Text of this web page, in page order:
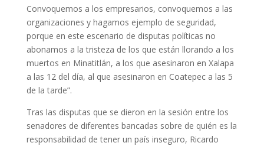
Convoquemos a los empresarios, convoquemos a las
organizaciones y hagamos ejemplo de seguridad,
porque en este escenario de disputas políticas no
abonamos a la tristeza de los que están llorando a los
muertos en Minatitlán, a los que asesinaron en Xalapa
a las 12 del día, al que asesinaron en Coatepec a las 5
de la tarde”.
Tras las disputas que se dieron en la sesión entre los
senadores de diferentes bancadas sobre de quién es la
responsabilidad de tener un país inseguro, Ricardo